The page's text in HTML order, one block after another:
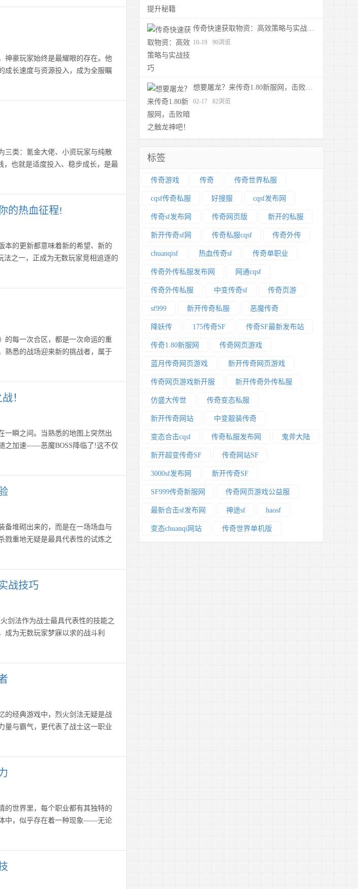
豪玩家始终是最耀眼的存在。他
成长速度与资源投入，成为全服瞩
类：氪金大佬、小资玩家与纯散
，也就是适度投入、稳步成长，是最
的热血征程!
更新都意味着新的希望、新的
法之一，正成为无数玩家竞相追逐的
每一次合区，都是一次命运的重
熟悉的战场迎来新的挑战者，属于
！
瞬之间。当熟悉的地图上突然出
之加速——恶魔BOSS降临了!这不仅
堆砌出来的，而是在一场场血与
戮重地无疑是最具代表性的试炼之
战技巧
法作为战士最具代表性的技能之
成为无数玩家梦寐以求的战斗利
经典游戏中，烈火剑法无疑是战
量与霸气，更代表了战士这一职业
界里，每个职业都有其独特的
中，似乎存在着一种现象——无论
传奇快速获取物资：高效策略与实战技巧
10-19 90浏览
想要屠龙？来传奇1.80新服网，击败暗之触龙神吧！
02-17 82浏览
标签
传奇游戏 传奇 传奇世界私服
cqsf传奇私服 好搜服 cqsf发布网
传奇sf发布网 传奇网页版 新开的私服
新开传奇sf网 传奇私服cqsf 传奇外传
chuanqisf 热血传奇sf 传奇单职业
传奇外传私服发布网 网通cqsf
传奇外传私服 中变传奇sf 传奇页游
sf999 新开传奇私服 恶魔传奇
降妖传 175传奇SF 传奇SF最新发布站
传奇1.80新服网 传奇网页游戏
蓝月传奇网页游戏 新开传奇网页游戏
传奇网页游戏新开服 新开传奇外传私服
仿盛大传世 传奇变态私服
新开传奇网站 中变靓装传奇
变态合击cqsf 传奇私服发布网 鬼斧大陆
新开超变传奇SF 传奇网站SF
3000sf发布网 新开传奇SF
SF999传奇新服网 传奇网页游戏公益服
最新合击sf发布网 神途sf haosf
变态chuanqi网站 传奇世界单机版